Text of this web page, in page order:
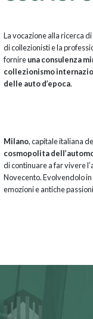
La vocazione alla ricerca
di collezionisti e la
fornireuna consulenza
collezionismo
delle auto d’epoca.
Milano, capitale italiana
cosmopolita
di continuare a far vivere
Novecento. Evolvendolo
emozioni e antiche